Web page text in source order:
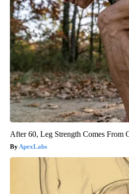
After 60, Leg Strength Comes From
ApexLabs